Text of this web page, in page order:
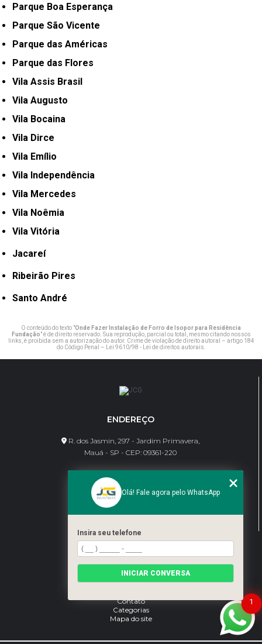
Parque Boa Esperança
Parque São Vicente
Parque das Américas
Parque das Flores
Vila Assis Brasil
Vila Augusto
Vila Bocaina
Vila Dirce
Vila Emílio
Vila Independência
Vila Mercedes
Vila Noêmia
Vila Vitória
Jacareí
Ribeirão Pires
Santo André
O conteúdo do texto "Onde Fazer Instalação de Forro de Isopor para Residência
Fundação" é de direito reservado. Sua reprodução, parcial ou total, mesmo citando nossos
links, é proibida sem a autorização do autor. Crime de violação de direito autoral – artigo 184
do Código Penal –
Lei 9610/98 - Lei de direitos autorais
ENDEREÇO
R. dos Jasmin, 297 - Jardim Primavera,
Mauá - SP - CEP: 09361-220
CONTATO
(11) 95462-8630
bene@jcgdivisorias.com
Home
Sobre Nós
Serviços
Contato
Categorias
Mapa do site
1
Olá! Fale agora pelo WhatsApp
Insira seu telefone
INICIAR CONVERSA